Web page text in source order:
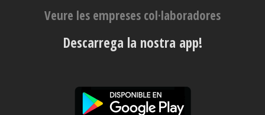
Veure les empreses col·laboradores
Descarrega la nostra app!